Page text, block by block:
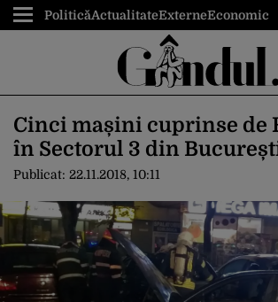
PoliticăActualitateExterneEconomic
Cinci mașini cuprinse de
în Sectorul 3 din
Publicat: 22.11.2018, 10:11